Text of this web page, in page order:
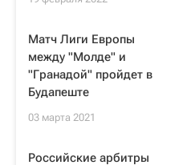
Матч Лиги Европы
между "Молде" и
"Гранадой" пройдет в
Будапеште
03 марта 2021
Российские арбитры